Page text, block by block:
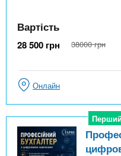
Вартість
28 500 грн 38000 грн
Онлайн